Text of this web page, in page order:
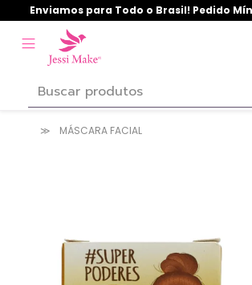
Enviamos para Todo o Brasil! Pedido
MÁSCARA FACIAL